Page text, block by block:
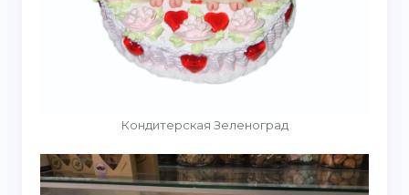
Кондитерская Зеленоград